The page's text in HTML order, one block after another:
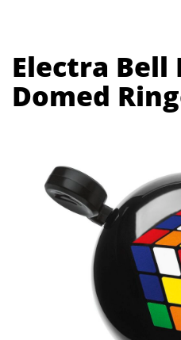
Electra Bell
Domed